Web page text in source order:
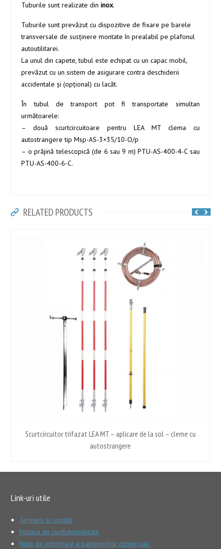
Tuburile sunt realizate dininox.
Tuburile sunt prevăzut cu dispozitive de fixare pe barele
transversale de susţinere montate în prealabil pe plafonul
autoutilitarei.
La unul din capete, tubul este echipat cu un capac mobil,
prevăzut cu un sistem de asigurare contra deschiderii
accidentale şi (opţional) cu lacăt.
În tubul de transport pot fi transportate simultan
următoarele:
– două scurtcircuitoare pentru LEA MT clema cu
autostrangere tip Msp-AS-3×35/10-O/p
– o prăjină telescopică (de 6 sau 9 m) PTU-AS-400-4-C sau
PTU-AS-400-6-C.
RELATED PRODUCTS
Scurtcircuitor trifazat LEA MT – aplicare de la sol – cleme cu
autostrangere
Link-uri utile
Termeni si conditii
Politica de confidentialitate
Nota de informare a partenerilor comerciali